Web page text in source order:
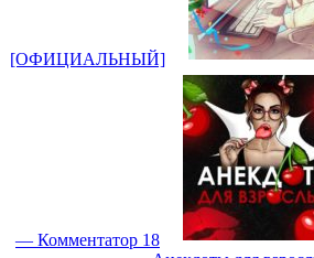
[ОФИЦИАЛЬНЫЙ]
— Комментатор 18